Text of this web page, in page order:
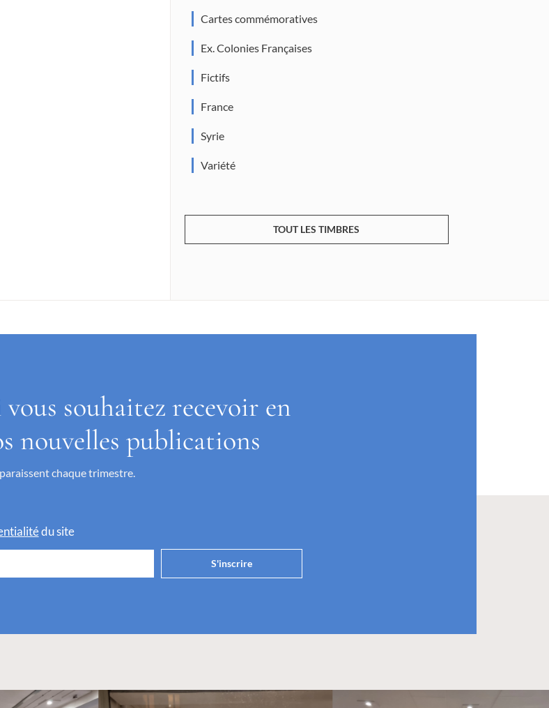
Cartes commémoratives
Ex. Colonies Françaises
Fictifs
France
Syrie
Variété
TOUT LES TIMBRES
souhaitez recevoir en
nouvelles publications
chaque trimestre.
du site
S'inscrire